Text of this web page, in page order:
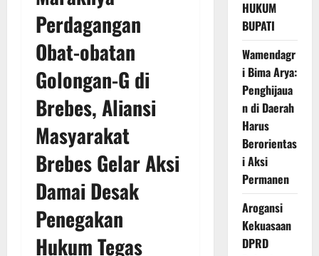
Perdagangan
Obat-obatan
Golongan-G di
Brebes, Aliansi
Masyarakat
Brebes Gelar Aksi
Damai Desak
Penegakan
Hukum Tegas
HUKUM
BUPATI
Wamendagr
i Bima Arya:
Penghijaua
n di Daerah
Harus
Berorientas
i Aksi
Permanen
Arogansi
Kekuasaan
DPRD